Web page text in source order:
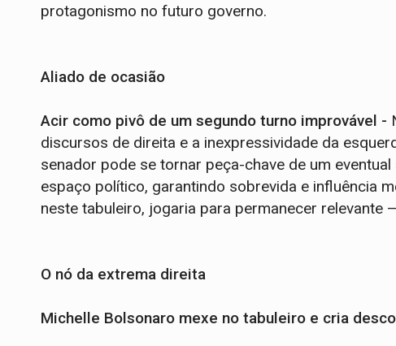
protagonismo no futuro governo.
Aliado de ocasião
Acir como pivô de um segundo turno improvável -
discursos de direita e a inexpressividade da
senador pode se tornar peça-chave de um
espaço político, garantindo sobrevida e influência
neste tabuleiro, jogaria para permanecer relevante
O nó da extrema direita
Michelle Bolsonaro mexe no tabuleiro e cria